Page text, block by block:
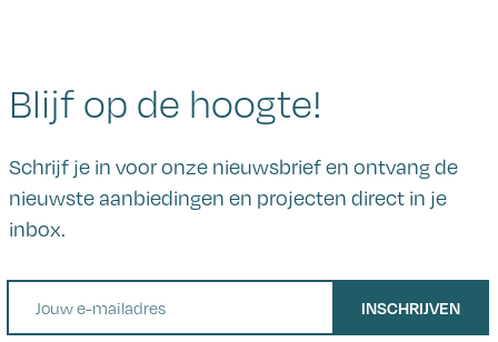
Blijf op de hoogte!
Schrijf je in voor onze nieuwsbrief en ontvang de
nieuwste aanbiedingen en projecten direct in je
inbox.
INSCHRIJVEN